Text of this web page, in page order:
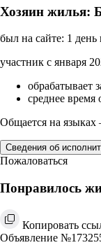
Хозяин жилья:
был на сайте: 1 день
участник с января
обрабатывает
среднее
Общается на
Сведения об
Пожаловаться
Понравилось
Копировать
Объявление